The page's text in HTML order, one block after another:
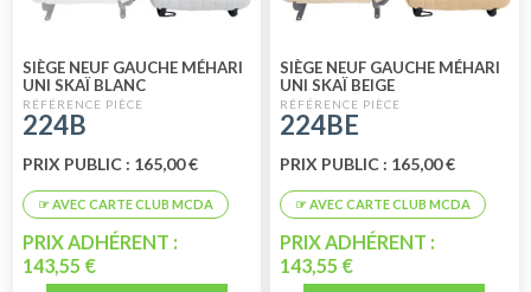
SIÈGE NEUF GAUCHE MÉHARI
UNI SKAÏ BLANC
224B
PRIX PUBLIC : 165,00 €
PRIX ADHÉRENT :
143,55 €
SIÈGE NEUF GAUCHE MÉHARI
UNI SKAÏ BEIGE
224BE
PRIX PUBLIC : 165,00 €
PRIX ADHÉRENT :
143,55 €